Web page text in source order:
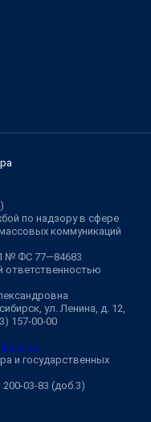
по надзору в сфере
коммуникаций
№ ФС 77—84683
ответственностью
ул. Ленина, д. 12,
157-00-00
и государственных
200-03-83 (доб.3)